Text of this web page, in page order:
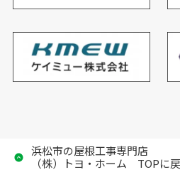
浜松市の屋根工事専門店
（株）トヨ・ホーム TOPに